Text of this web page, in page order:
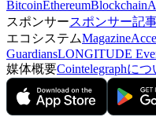
BitcoinEthereumBlockchain
スポンサースポンサー記
エコシステムMagazine
GuardiansLONGITUDE
媒体概要Cointelegraphにつ